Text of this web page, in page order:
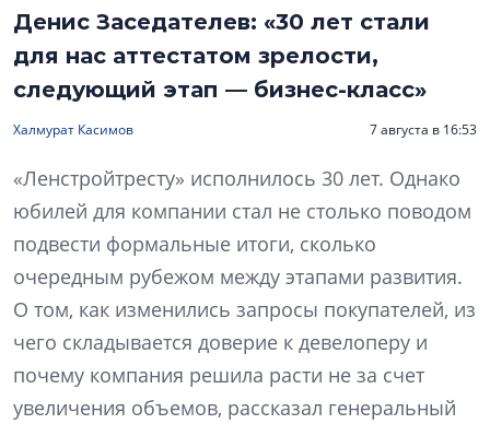
Денис Заседателев: «30 лет стали
для нас аттестатом зрелости,
следующий этап — бизнес-класс»
Халмурат Касимов 7 августа в 16:53
«Ленстройтресту» исполнилось 30 лет. Однако
юбилей для компании стал не столько поводом
подвести формальные итоги, сколько
очередным рубежом между этапами развития.
О том, как изменились запросы покупателей, из
чего складывается доверие к девелоперу и
почему компания решила расти не за счет
увеличения объемов, рассказал генеральный